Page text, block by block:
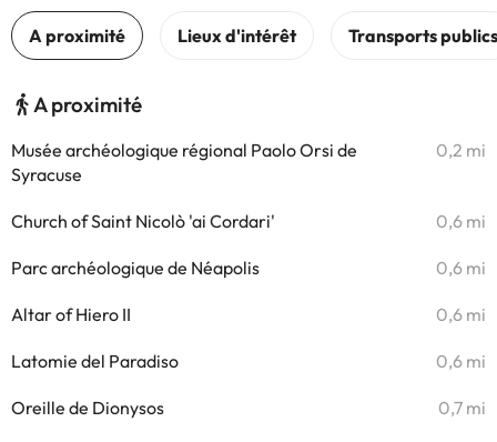
A proximité
Musée archéologique régional Paolo Orsi de
Syracuse
0,2 mi
Church of Saint Nicolò 'ai Cordari' 0,6 mi
Parc archéologique de Néapolis 0,6 mi
Altar of Hiero II 0,6 mi
Latomie del Paradiso 0,6 mi
Oreille de Dionysos 0,7 mi